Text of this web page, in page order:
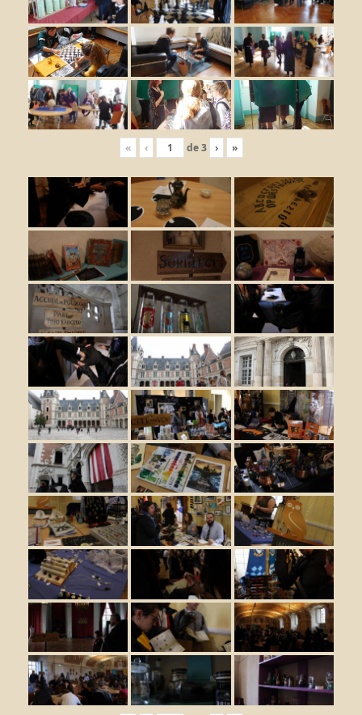
« ‹ de3 › »